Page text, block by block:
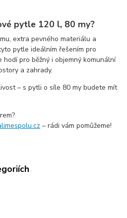
pytle 120 l, 80 my?
extra pevného materiálu a
pytle ideálním řešením pro
hodí pro běžný i objemný komunální
a zahrady.
– s pytli o síle 80 my budete mít
– rádi vám pomůžeme!